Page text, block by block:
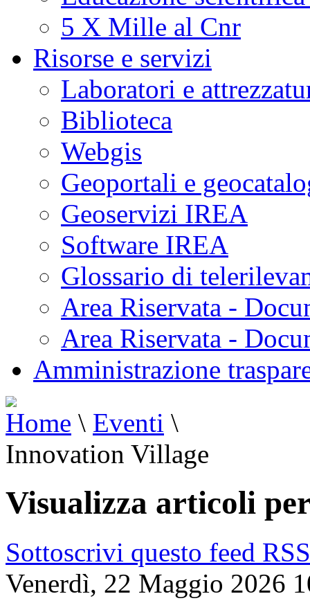
5 X Mille al Cnr
Risorse e servizi
Laboratori e
Biblioteca
Webgis
Geoportali e
Geoservizi IREA
Software IREA
Glossario di
Area Riservata -
Area Riservata -
Amministrazione
Home \ Eventi \
Innovation Village
Visualizza articoli
Sottoscrivi questo feed RSS
Venerdì, 22 Maggio 2026